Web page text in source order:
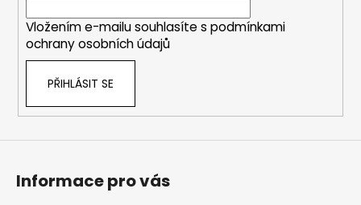
Vložením e-mailu souhlasíte s podmínkami
ochrany osobních údajů
PŘIHLÁSIT SE
Informace pro vás